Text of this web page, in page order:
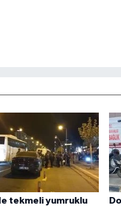
tekmeli yumruklu